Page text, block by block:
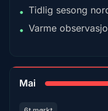
• Tidlig sesong
• Varme
Mai